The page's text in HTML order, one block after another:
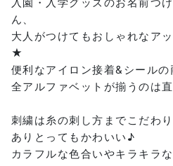
ん、
大人がつけてもおしゃれなア
★
便利なアイロン接着&シールの
全アルファベットが揃うのは
刺繍は糸の刺し方までこだわ
ありとってもかわいい♪
カラフルな色合いやキラキラ